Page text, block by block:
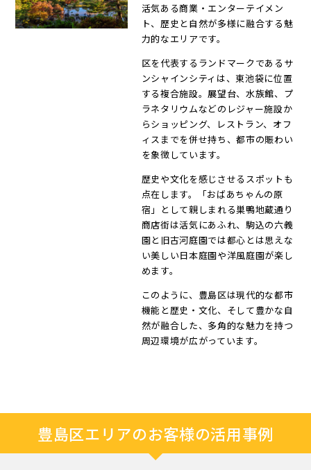
活気ある商業・エンターテイメン
ト、歴史と自然が多様に融合する魅
力的なエリアです。
区を代表するランドマークであるサ
ンシャインシティは、東池袋に位置
する複合施設。展望台、水族館、プ
ラネタリウムなどのレジャー施設か
らショッピング、レストラン、オフ
ィスまでを併せ持ち、都市の賑わい
を象徴しています。
歴史や文化を感じさせるスポットも
点在します。「おばあちゃんの原
宿」として親しまれる巣鴨地蔵通り
商店街は活気にあふれ、駒込の六義
園と旧古河庭園では都心とは思えな
い美しい日本庭園や洋風庭園が楽し
めます。
このように、豊島区は現代的な都市
機能と歴史・文化、そして豊かな自
然が融合した、多角的な魅力を持つ
周辺環境が広がっています。
豊島区エリアのお客様の活用事例